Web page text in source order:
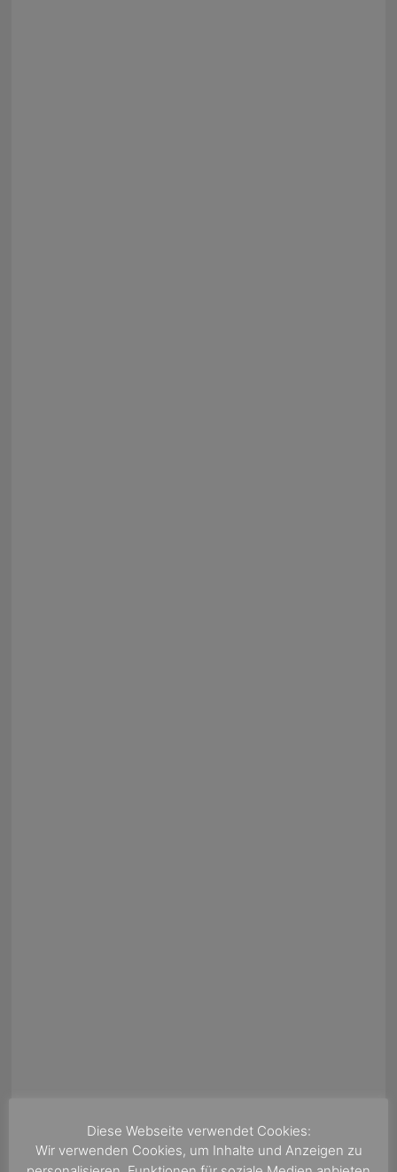
VERSCHLAGWORTET NORWEGIAN CRUISE LINE
Diese Webseite verwendet Cookies:
Wir verwenden Cookies, um Inhalte und Anzeigen zu